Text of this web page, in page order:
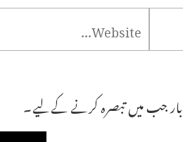
جب میں تبصرہ کرنے کےلیے۔